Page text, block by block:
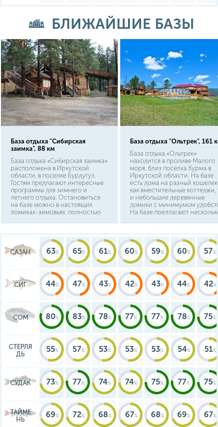
БЛИЖАЙШИЕ БАЗЫ
База отдыха "Сибирская
заимка", 88 км
База отдыха «Сибирская заимка»
расположена в Иркутской
области, в поселке Бурдугуз.
Гостям предлагают интересные
программы для зимнего и
летнего отдыха. Остановиться
на базе можно в настоящих
домиках-зимовьях, полностью
комплекс предлагает речные
прогулки на лодках и
катамаранах, тир, конные
прогулки: верхом или на
русской тройке.
База отдыха "Ольтрек", 161
База отдыха «Ольтрек»
находится в проливе Малого
моря, близ поселка Курма в
Иркутской области. На базе
есть дома на разный
как вместительные коттеджи,
и небольшие деревянные
домики с минимумом
На базе предлагают
также водные круизы. На
территории для спортивного
отдыха есть бассейн, бильярд,
волейбольные площадки,
аэрохоккей.
САЗАН 63 65 61 60 59 60 57
СИГ 44 47 43 42 43 44 42
СОМ 80 83 78 77 77 78 75
СТЕРЛЯ
ДЬ
55 57 53 53 53 54 51
СУДАК 73 77 74 74 75 77 75
ТАЙМЕ
НЬ
69 72 68 67 68 69 67